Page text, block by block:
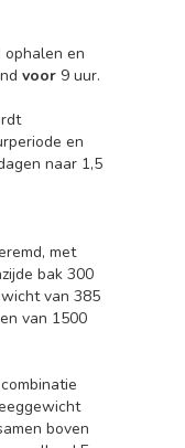
ophalen en
voor 9 uur.
en
naar 1,5
met
bak 300
van 385
van 1500
boven